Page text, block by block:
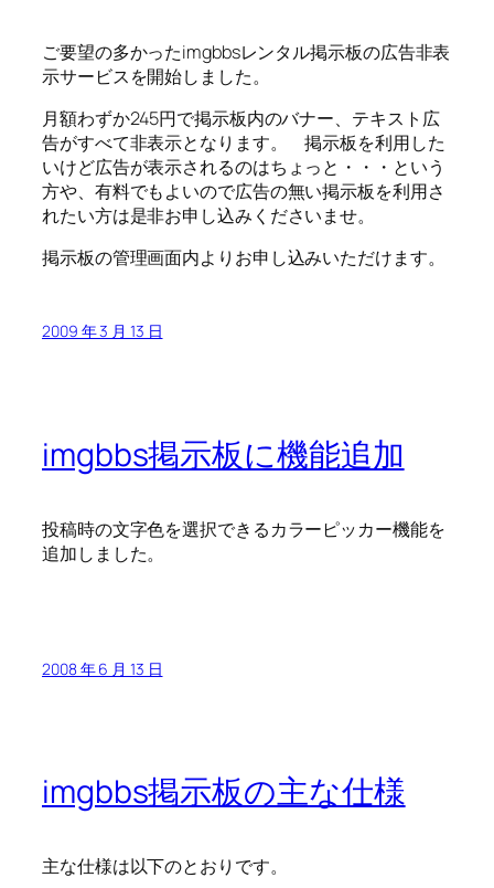
ご要望の多かったimgbbsレンタル掲示板の広告非表
示サービスを開始しました。
月額わずか245円で掲示板内のバナー、テキスト広
告がすべて非表示となります。 掲示板を利用した
いけど広告が表示されるのはちょっと・・・という
方や、有料でもよいので広告の無い掲示板を利用さ
れたい方は是非お申し込みくださいませ。
掲示板の管理画面内よりお申し込みいただけます。
2009 年 3 月 13 日
imgbbs掲示板に機能追加
投稿時の文字色を選択できるカラーピッカー機能を
追加しました。
2008 年 6 月 13 日
imgbbs掲示板の主な仕様
主な仕様は以下のとおりです。